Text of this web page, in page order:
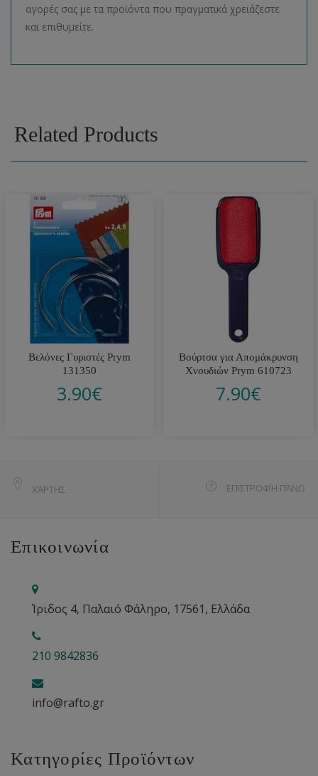
αγορές σας με τα προϊόντα που πραγματικά χρειάζεστε
και επιθυμείτε.
Related Products
Βελόνες Γυριστές Prym
131350
3.90€
Βούρτσα για Απομάκρυνση
Χνουδιών Prym 610723
7.90€
ΧΆΡΤΗΣ ΕΠΙΣΤΡΟΦΉ ΠΆΝΩ
Επικοινωνία
Ίριδος 4, Παλαιό Φάληρο, 17561, Ελλάδα
210 9842836
info@rafto.gr
Κατηγορίες Προϊόντων